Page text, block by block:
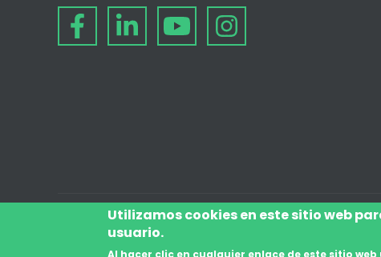
© desde 2006
Utilizamos cookies en este sitio web
usuario.
Al hacer clic en cualquier enlace de este sitio